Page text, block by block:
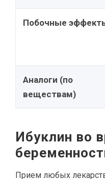
Побочные
Аналоги (по
веществам)
Ибуклин во
Прием любых